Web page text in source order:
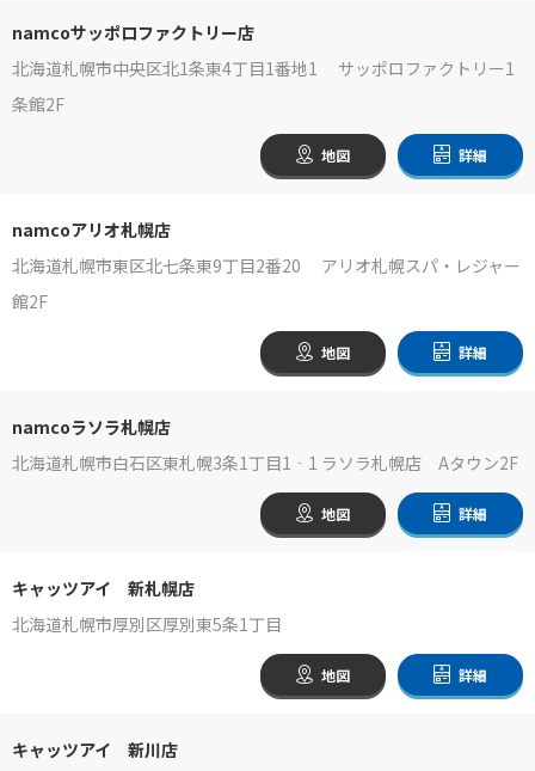
namcoサッポロファクトリー店
北海道札幌市中央区北1条東4丁目1番地1 サッポロファクトリー1
条館2F
地図 詳細
namcoアリオ札幌店
北海道札幌市東区北七条東9丁目2番20 アリオ札幌スパ・レジャー
館2F
地図 詳細
namcoラソラ札幌店
北海道札幌市白石区東札幌3条1丁目1‐1 ラソラ札幌店 Aタウン2F
地図 詳細
キャッツアイ 新札幌店
北海道札幌市厚別区厚別東5条1丁目
地図 詳細
キャッツアイ 新川店